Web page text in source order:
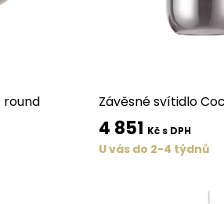
round Závěsné svítidlo
4 851 Kč s DPH
U vás do 2-4 týdnů